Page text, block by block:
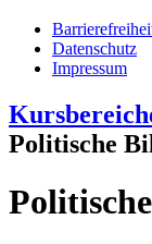
Datenschutz
Impressum
Politische